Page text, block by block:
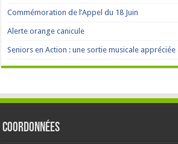
Commémoration de l’Appel du 18 Juin
Alerte orange canicule
Seniors en Action : une sortie musicale appréciée
Coordonnées